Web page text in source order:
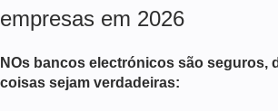
empresas em 2026
NOs bancos electrónicos são seguros,
coisas sejam verdadeiras: